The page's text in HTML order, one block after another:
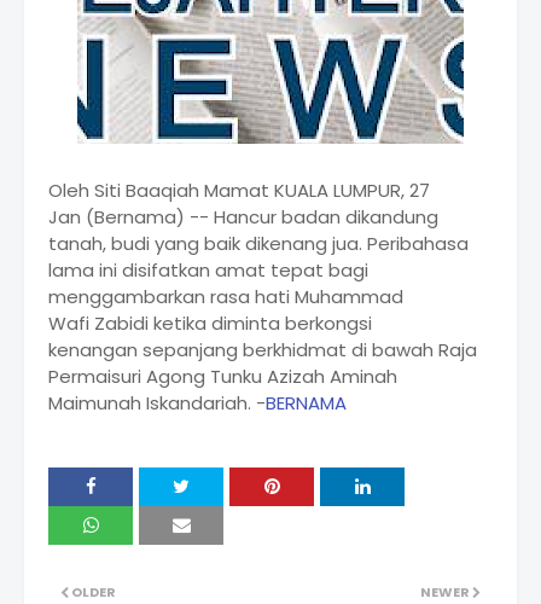
Oleh Siti Baaqiah Mamat KUALA LUMPUR, 27
Jan (Bernama) -- Hancur badan dikandung
tanah, budi yang baik dikenang jua. Peribahasa
lama ini disifatkan amat tepat bagi
menggambarkan rasa hati Muhammad
Wafi Zabidi ketika diminta berkongsi
kenangan sepanjang berkhidmat di bawah Raja
Permaisuri Agong Tunku Azizah Aminah
Maimunah Iskandariah. -BERNAMA
NEWER
OLDER